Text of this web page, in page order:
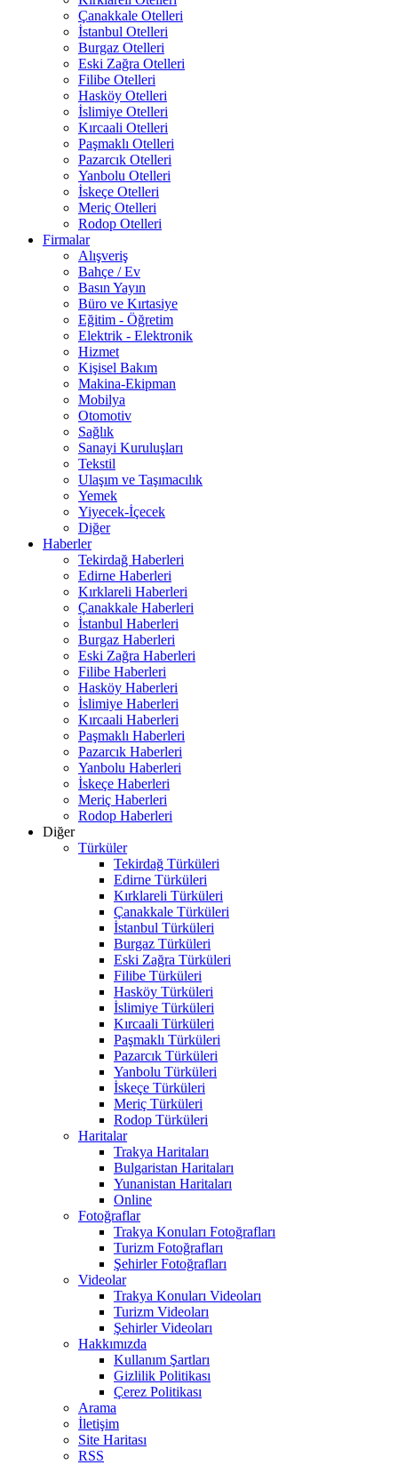
Çanakkale Otelleri
İstanbul Otelleri
Burgaz Otelleri
Eski Zağra Otelleri
Filibe Otelleri
Hasköy Otelleri
İslimiye Otelleri
Kırcaali Otelleri
Paşmaklı Otelleri
Pazarcık Otelleri
Yanbolu Otelleri
İskeçe Otelleri
Meriç Otelleri
Rodop Otelleri
Firmalar
Alışveriş
Bahçe / Ev
Basın Yayın
Büro ve Kırtasiye
Eğitim - Öğretim
Elektrik - Elektronik
Hizmet
Kişisel Bakım
Makina-Ekipman
Mobilya
Otomotiv
Sağlık
Sanayi Kuruluşları
Tekstil
Ulaşım ve Taşımacılık
Yemek
Yiyecek-İçecek
Diğer
Haberler
Tekirdağ Haberleri
Edirne Haberleri
Kırklareli Haberleri
Çanakkale Haberleri
İstanbul Haberleri
Burgaz Haberleri
Eski Zağra Haberleri
Filibe Haberleri
Hasköy Haberleri
İslimiye Haberleri
Kırcaali Haberleri
Paşmaklı Haberleri
Pazarcık Haberleri
Yanbolu Haberleri
İskeçe Haberleri
Meriç Haberleri
Rodop Haberleri
Diğer
Türküler
Tekirdağ Türküleri
Edirne Türküleri
Kırklareli Türküleri
Çanakkale Türküleri
İstanbul Türküleri
Burgaz Türküleri
Eski Zağra Türküleri
Filibe Türküleri
Hasköy Türküleri
İslimiye Türküleri
Kırcaali Türküleri
Paşmaklı Türküleri
Pazarcık Türküleri
Yanbolu Türküleri
İskeçe Türküleri
Meriç Türküleri
Rodop Türküleri
Haritalar
Trakya Haritaları
Bulgaristan Haritaları
Yunanistan Haritaları
Online
Fotoğraflar
Trakya Konuları Fotoğrafları
Turizm Fotoğrafları
Şehirler Fotoğrafları
Videolar
Trakya Konuları Videoları
Turizm Videoları
Şehirler Videoları
Hakkımızda
Kullanım Şartları
Gizlilik Politikası
Çerez Politikası
Arama
İletişim
Site Haritası
RSS